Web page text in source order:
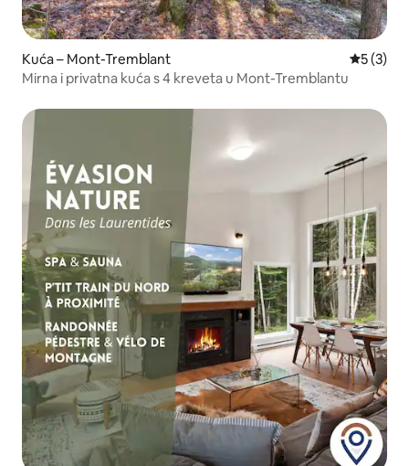
Kuća – Mont-Tremblant
5 (3)
Mirna i privatna kuća s 4 kreveta u Mont-Tremblantu